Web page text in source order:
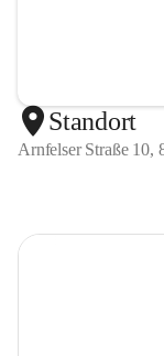
Standort
Arnfelser Straße 10,